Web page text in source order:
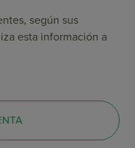
según sus
esta información a